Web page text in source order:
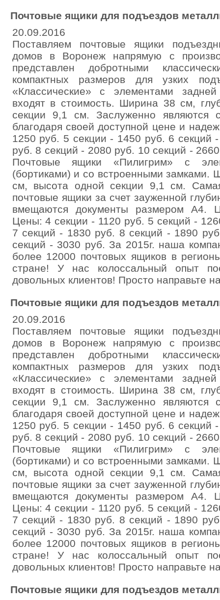
Почтовые ящики для подъездов
20.09.2016
Поставляем почтовые ящики
домов в Воронеж напрямую с
представлен добротными
компактных размеров для узких
«Классические» с элементами
входят в стоимость. Ширина 38 см,
секции 9,1 см. Заслуженно являются
благодаря своей доступной цене и
1250 руб. 5 секции - 1450 руб. 6 секций
руб. 8 секций - 2080 руб. 10 секций -
Почтовые ящики «Пилигрим» с
(бортиками) и со встроенными замками.
см, высота одной секции 9,1 см.
почтовые ящики за счет зауженной
вмещаются документы размером А4.
Цены: 4 секции - 1120 руб. 5 секций -
7 секций - 1830 руб. 8 секций - 1890
секций - 3030 руб. За 2015г. наша
более 12000 почтовых ящиков в
стране! У нас колоссальный опыт
довольных клиентов! Просто направьте
Почтовые ящики для подъездов
20.09.2016
Поставляем почтовые ящики
домов в Воронеж напрямую с
представлен добротными
компактных размеров для узких
«Классические» с элементами
входят в стоимость. Ширина 38 см,
секции 9,1 см. Заслуженно являются
благодаря своей доступной цене и
1250 руб. 5 секции - 1450 руб. 6 секций
руб. 8 секций - 2080 руб. 10 секций -
Почтовые ящики «Пилигрим» с
(бортиками) и со встроенными замками.
см, высота одной секции 9,1 см.
почтовые ящики за счет зауженной
вмещаются документы размером А4.
Цены: 4 секции - 1120 руб. 5 секций -
7 секций - 1830 руб. 8 секций - 1890
секций - 3030 руб. За 2015г. наша
более 12000 почтовых ящиков в
стране! У нас колоссальный опыт
довольных клиентов! Просто направьте
Почтовые ящики для подъездов